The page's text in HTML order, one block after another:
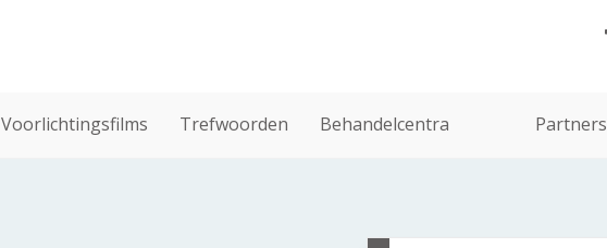
Voorlichtingsfilms Trefwoorden Behandelcentra Partners